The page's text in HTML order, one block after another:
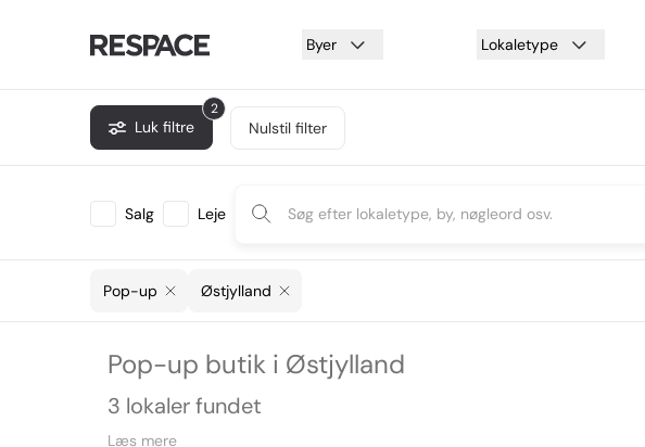
Byer Lokaletype
2
Luk filtre Nulstil filter
Salg Leje
Pop-up Østjylland
Pop-up butik i Østjylland
3 lokaler fundet
Læs mere